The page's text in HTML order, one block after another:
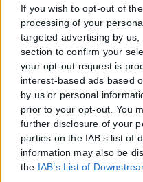
If you wish to opt-out of
processing of your
targeted advertising by
section to confirm your
your opt-out request is
interest-based ads based
by us or personal
prior to your opt-out. You
further disclosure of your
parties on the IAB’s list of
information may also be
the IAB’s List of